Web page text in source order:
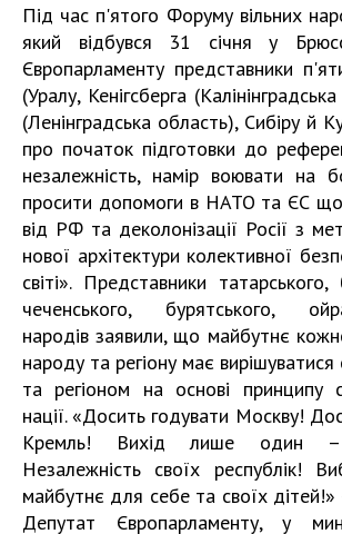
Під час п'ятого Форуму вільних
який відбувся 31 січня у
Європарламенту представники
(Уралу, Кенігсберга
(Ленінградська область), Сибіру й
про початок підготовки до
незалежність, намір воювати на
просити допомоги в НАТО та ЄС
від РФ та деколонізації Росії з
нової архітектури колективної
світі». Представники
чеченського, бурятського,
народів заявили, що майбутнє
народу та регіону має
та регіоном на основі принципу
нації. «Досить годувати Москву!
Кремль! Вихід лише один
Незалежність своїх республік!
майбутнє для себе та своїх
Депутат Європарламенту, у